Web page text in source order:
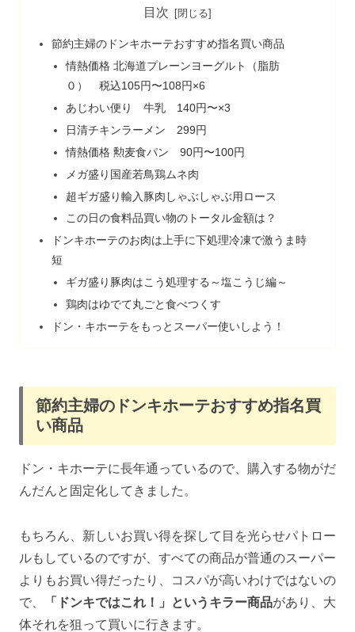
目次
節約主婦のドンキホーテおすすめ指名買い商品
情熱価格 北海道プレーンヨーグルト（脂肪
０） 税込105円〜108円×6
あじわい便り 牛乳 140円〜×3
日清チキンラーメン 299円
情熱価格 勲麦食パン 90円〜100円
メガ盛り国産若鳥鶏ムネ肉
超ギガ盛り輸入豚肉しゃぶしゃぶ用ロース
この日の食料品買い物のトータル金額は？
ドンキホーテのお肉は上手に下処理冷凍で激うま時
短
ギガ盛り豚肉はこう処理する～塩こうじ編～
鶏肉はゆでて丸ごと食べつくす
ドン・キホーテをもっとスーパー使いしよう！
節約主婦のドンキホーテおすすめ指名買
い商品
ドン・キホーテに長年通っているので、購入する物がだ
んだんと固定化してきました。
もちろん、新しいお買い得を探して目を光らせパトロー
ルもしているのですが、すべての商品が普通のスーパー
よりもお買い得だったり、コスパが高いわけではないの
で、
「ドンキではこれ！」というキラー商品があり、大
体それを狙って買いに行きます。